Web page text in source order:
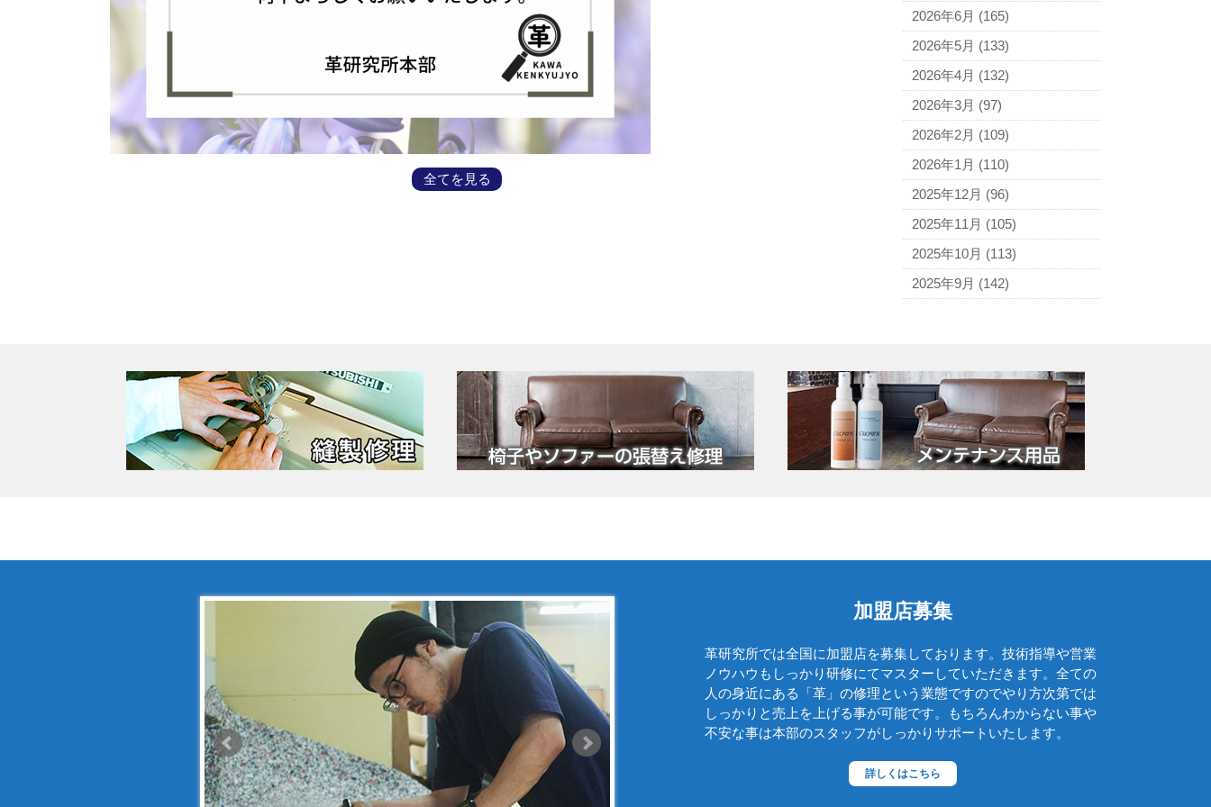
全てを見る
アニエスベー
アルマーニ
アレン・エドモンズ
アンナ モリナーリ
イブ・サンローラン
ヴェロ・キーオ
ウンガロ
エヴー
エミリオ・プッチ
エルメス
バーキン
ギ・ラロッシュ
グッチ
クロエ
コシノ・ヒロコ
ゴヤール
サザビー
ジェニュイン・レザー
ジャックゴム
2026年6月 (165)
2026年5月 (133)
2026年4月 (132)
2026年3月 (97)
2026年2月 (109)
2026年1月 (110)
2025年12月 (96)
2025年11月 (105)
2025年10月 (113)
2025年9月 (142)
加盟店募集
革研究所では全国に加盟店を募集しております。技術指導や営業
ノウハウもしっかり研修にてマスターしていただきます。全ての
人の身近にある「革」の修理という業態ですのでやり方次第では
しっかりと売上を上げる事が可能です。もちろんわからない事や
不安な事は本部のスタッフがしっかりサポートいたします。
詳しくはこちら